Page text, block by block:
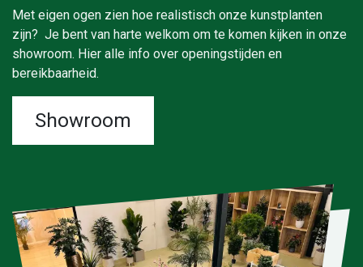
Met eigen ogen zien hoe realistisch onze kunstplanten
zijn? Je bent van harte welkom om te komen kijken in onze
showroom. Hier alle info over openingstijden en
bereikbaarheid.
Showroom